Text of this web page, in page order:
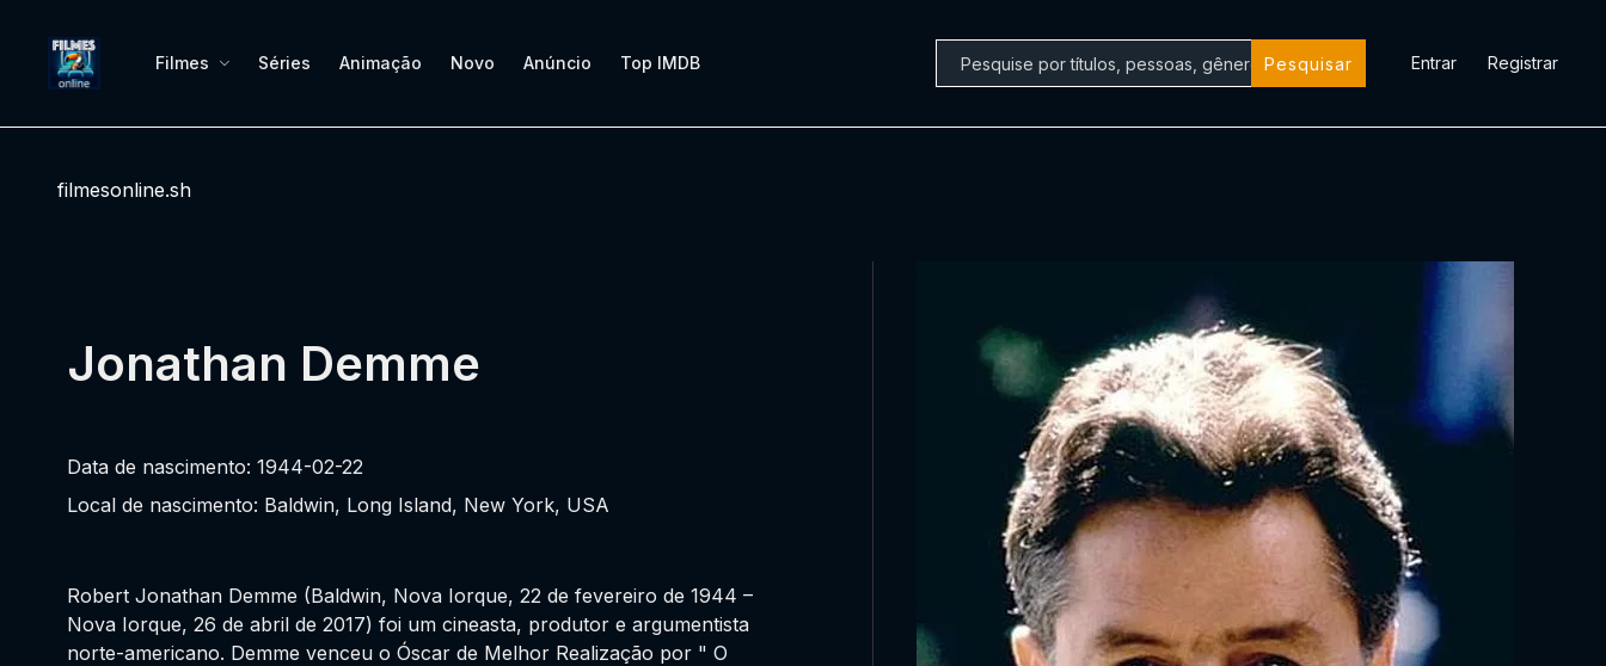
Filmes Séries Animação Novo Anúncio Top IMDB Pesquisar Entrar Registrar
filmesonline.sh
Jonathan Demme
Data de nascimento: 1944-02-22
Local de nascimento: Baldwin, Long Island, New York, USA
Robert Jonathan Demme (Baldwin, Nova Iorque, 22 de fevereiro de 1944 –
Nova Iorque, 26 de abril de 2017) foi um cineasta, produtor e argumentista
norte-americano. Demme venceu o Óscar de Melhor Realização por " O